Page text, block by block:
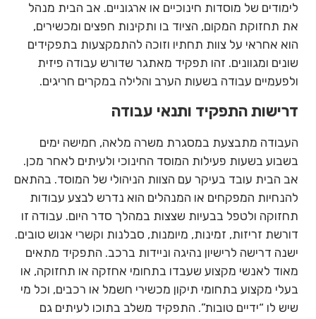
לימודים של מוסדות חינוכיים או ארגוניים. אב הבית מנהל
את תחזוקת המקום, הציוד בו ותקינות חפצים ומכשירים,
הוא אחראי על צוות תחתיו וזוכה להתמקצעות בתפקידים
שונים ומגוונים. זהו תפקיד מאתגר שדורש עבודה פיזית
ולפעמיים עבודה בשעות הערב והלילה במקרים חריגים.
דרישות התפקיד ותנאי עבודה
העבודה מתבצעת במסגרת משרה מלאה, חמישה ימים
בשבוע בשעות פעילות המוסד החינוכי ולעיתים לאחר מכן.
אב הבית עובד בעיקר עם הצוות הניהולי של המוסד. בהתאם
להנחיות המפקחים או המנהלים הוא נדרש לבצע עבודות
תחזוקה ולטפל בבעיות שצצות במהלך סדר היום. עבודה זו
דורשת זריזות, זמינות, מיומנות, סבלנות וקשרי אנוש טובים.
ישנה דרישה לרישיון נהיגה וניידות ברכב. התפקיד מתאים
מאוד לאנשי מקצוע שעבדו בתחומי אחזקה או תחזוקה, או
בעלי מקצוע בתחומי תיקון מכשירי חשמל או רכבים, וכל מי
שיש לו “ידיים טובות”. התפקיד משלב בתוכו לעיתים גם